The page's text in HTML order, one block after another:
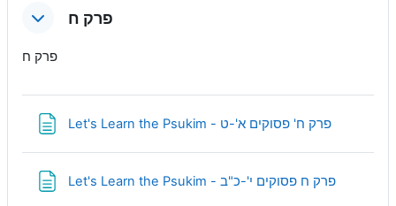
פרק ח
פרק ח
Let's Learn the Psukim - פרק ח' פסוקים א'-טPage
Let's Learn the Psukim - פרק ח פסוקים י'-כ"בPage